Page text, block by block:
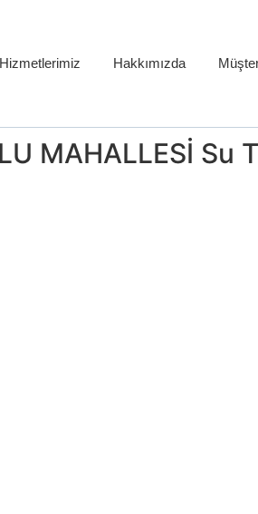
Hizmetlerimiz Hakkımızda
MAHALLESİ Su